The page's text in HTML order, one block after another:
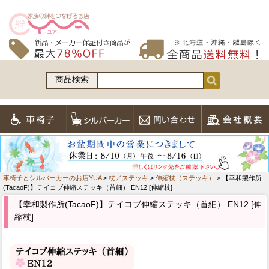
商品検索
車椅子とシルバーカーのお店YUA> 杖／ステッキ > 伸縮杖（ステッキ）
> 【幸和製作所
(TacaoF)】テイコブ伸縮ステッキ（首細） EN12 [伸縮杖]
【幸和製作所(TacaoF)】テイコブ伸縮ステッキ（首細） EN12 [伸
縮杖]